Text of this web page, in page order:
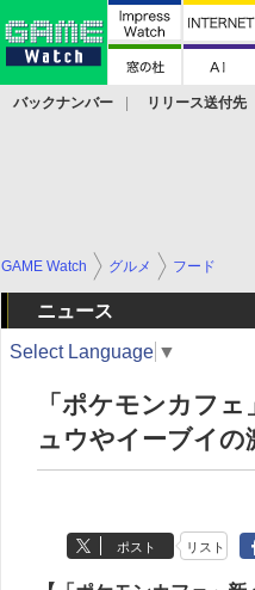
バックナンバー リリース送付先
GAME Watch グルメ フード
ニュース
Select Language ▼
「ポケモンカフ
ュウやイーブイの
ポスト リスト